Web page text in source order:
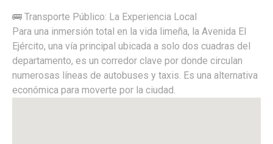
🚌 Transporte Público: La Experiencia Local
Para una inmersión total en la vida limeña, la Avenida El
Ejército, una vía principal ubicada a solo dos cuadras del
departamento, es un corredor clave por donde circulan
numerosas líneas de autobuses y taxis. Es una alternativa
económica para moverte por la ciudad.